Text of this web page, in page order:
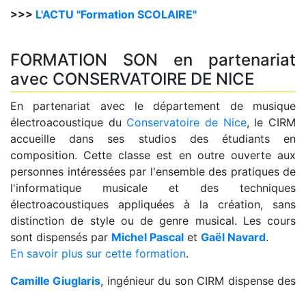
>>> L'ACTU "Formation SCOLAIRE"
FORMATION SON en partenariat
avec CONSERVATOIRE DE NICE
En partenariat avec le département de musique
électroacoustique du Conservatoire de Nice, le CIRM
accueille dans ses studios des étudiants en
composition. Cette classe est en outre ouverte aux
personnes intéressées par l'ensemble des pratiques de
l'informatique musicale et des techniques
électroacoustiques appliquées à la création, sans
distinction de style ou de genre musical. Les cours
sont dispensés par Michel Pascal et Gaël Navard.
En savoir plus sur cette formation.
Camille Giuglaris, ingénieur du son CIRM dispense des